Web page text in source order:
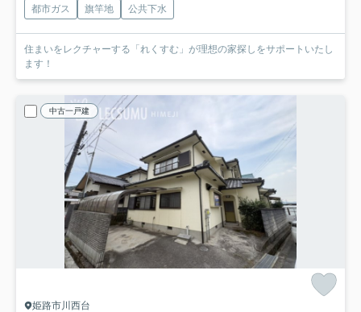
都市ガス 旗竿地 公共下水
住まいをレクチャーする「れくすむ」が理想の家探しをサポートいたし
ます！
中古一戸建
姫路市川西台